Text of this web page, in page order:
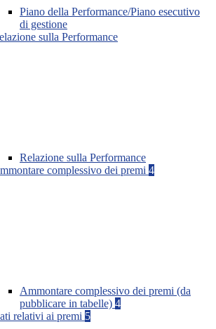
Piano della Performance/Piano esecutivo
di gestione
sulla Performance
Relazione sulla Performance
complessivo dei premi 4
Ammontare complessivo dei premi (da
pubblicare in tabelle) 4
relativi ai premi 5